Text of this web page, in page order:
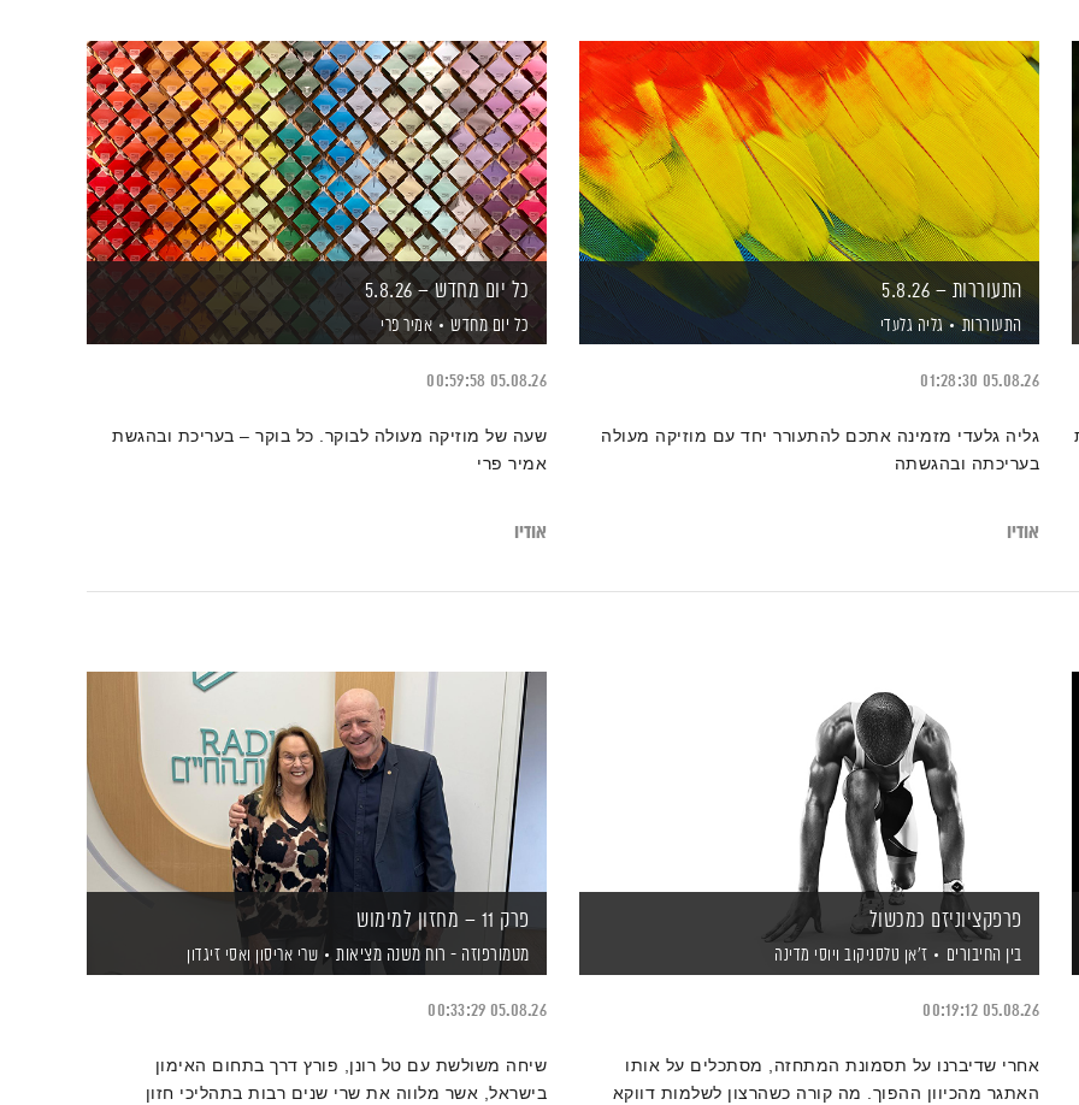
התעוררות – 5.8.26
התעוררות גליה גלעדי
05.08.26
01:28:30
גליה גלעדי מזמינה אתכם להתעורר יחד עם מוזיקה מעולה
בעריכתה ובהגשתה
אודיו
כל יום מחדש – 5.8.26
כל יום מחדש אמיר פרי
05.08.26
00:59:58
שעה של מוזיקה מעולה לבוקר. כל בוקר – בעריכת ובהגשת
אמיר פרי
אודיו
פרפקציוניזם כמכשול
בין החיבורים ז'אן טלסניקוב ויוסי מדינה
05.08.26
00:19:12
אחרי שדיברנו על תסמונת המתחזה, מסתכלים על אותו
האתגר מהכיוון ההפוך. מה קורה כשהרצון לשלמות דווקא
פרק 11 – מחזון למימוש
מטמורפוזה - רוח משנה מציאות שרי אריסון ואסי זיגדון
05.08.26
00:33:29
שיחה משולשת עם טל רונן, פורץ דרך בתחום האימון
בישראל, אשר מלווה את שרי שנים רבות בתהליכי חזון